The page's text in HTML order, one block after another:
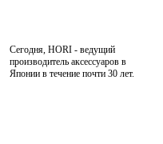
Сегодня, HORI - ведущий
производитель аксессуаров в
Японии в течение почти 30 лет.